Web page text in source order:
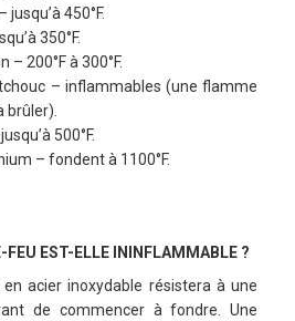
450°F.
350°F.
– 200°F à 300°F.
– inflammables (une flamme
brûler).
500°F.
– fondent à 1100°F.
FEU EST-ELLE ININFLAMMABLE ?
acier inoxydable résistera à une
de commencer à fondre. Une